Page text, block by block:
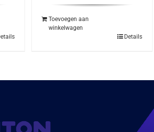
Toevoegen aan
winkelwagen
Details